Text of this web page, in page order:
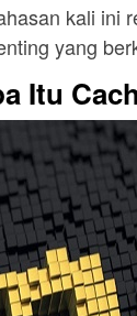
kali ini
yang
Itu